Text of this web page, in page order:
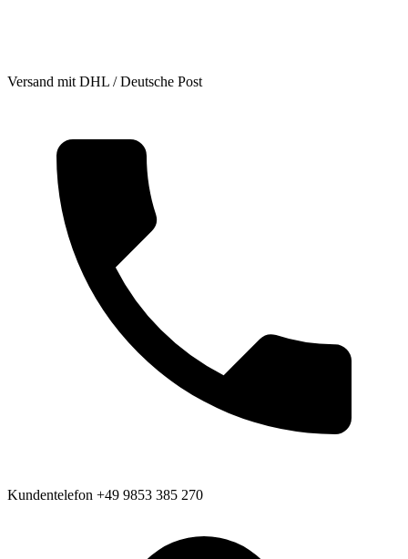
Versand mit DHL / Deutsche Post
Kundentelefon +49 9853 385 270